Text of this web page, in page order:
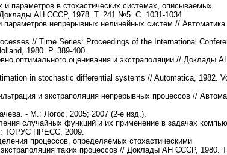
параметров в стохастических системах, описываемых
АН СССР, 1978. Т. 241.№5. С. 1031-1034.
непрерывных нелинейных систем // Автоматика
// Time Series: Proceedings of the International
1980. P. 389-400.
оптимального оценивания и экстраполяции // Доклады
in stochastic differential systems // Automatica, 1982.
и экстраполяция непрерывных процессов //
- М.: Логос, 2005; 2007 (2-е изд.).
случайных функций и их применение в задачах
ТОРУС ПРЕСС, 2009.
процессов, определяемых стохастическими
таких процессов // Доклады АН СССР, 1980.